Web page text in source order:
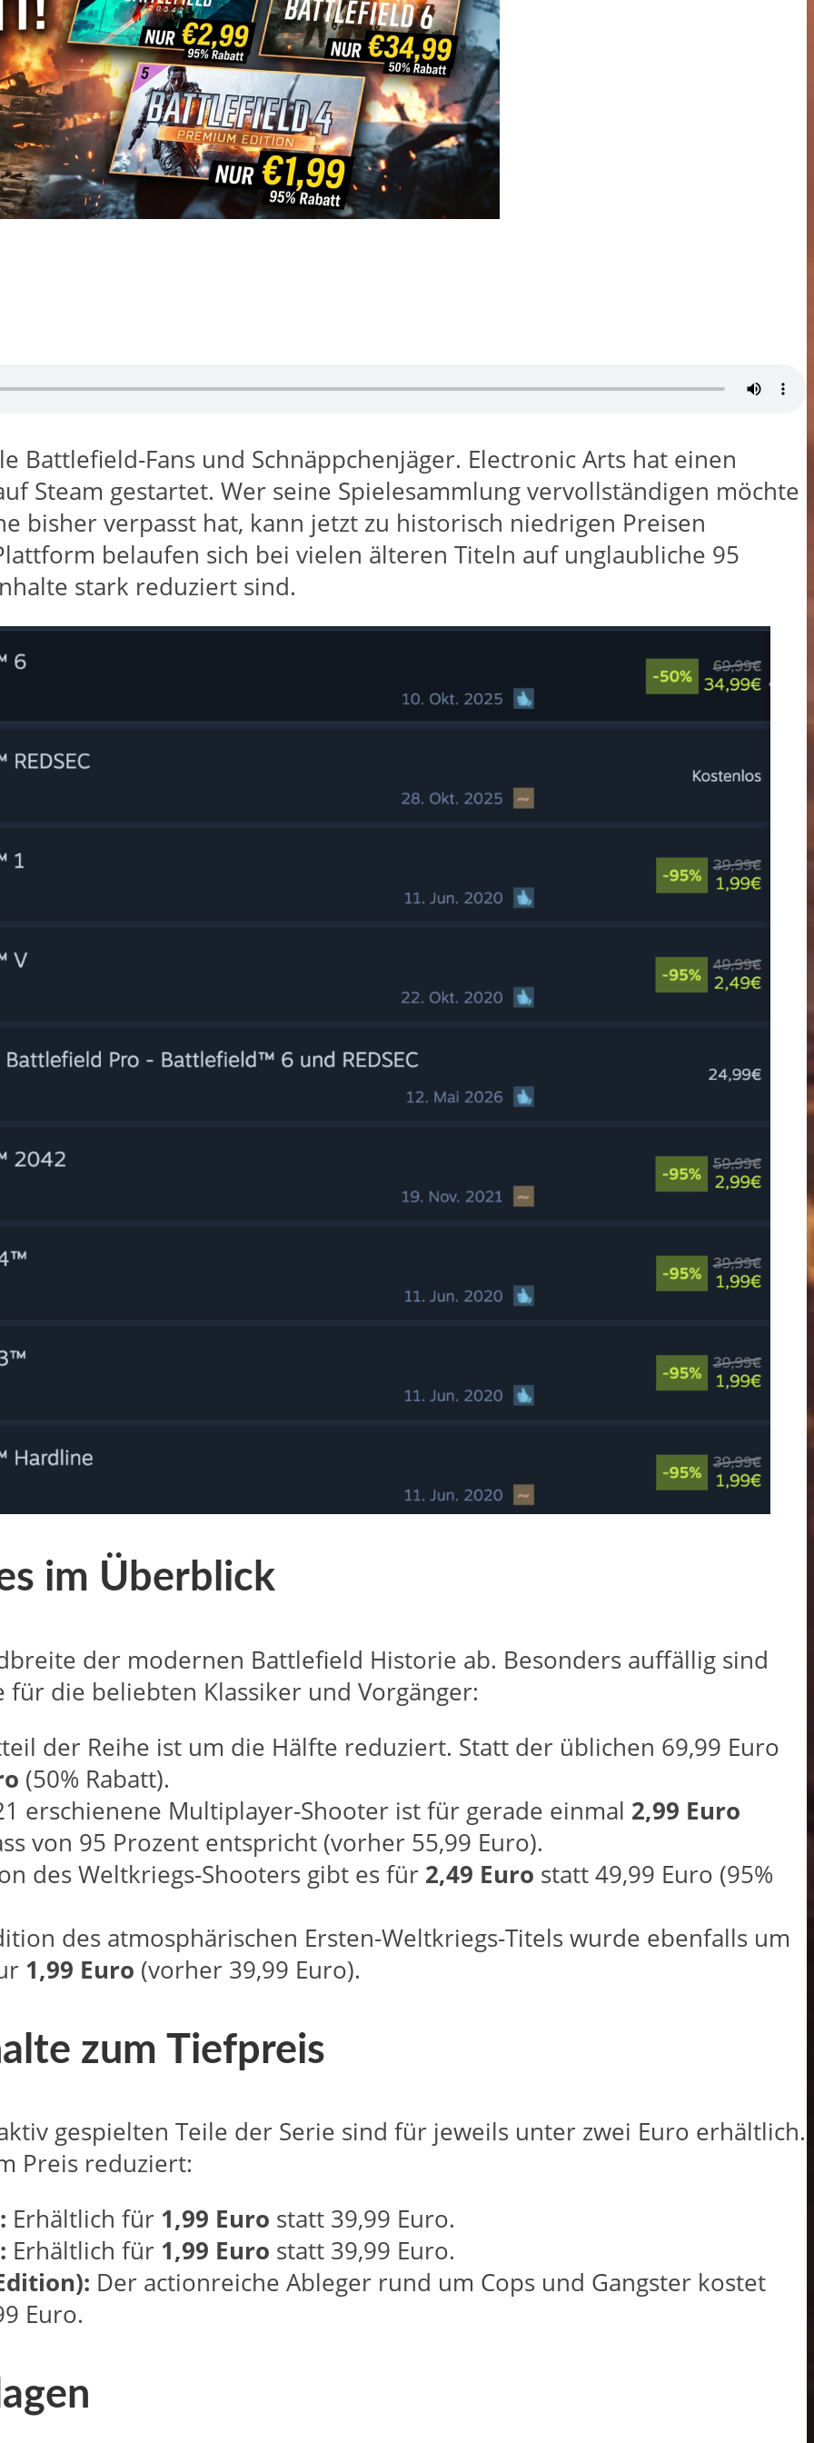
Battlefield-Fans und Schnäppchenjäger. Electronic Arts hat einen
Steam gestartet. Wer seine Spielesammlung vervollständigen möchte
bisher verpasst hat, kann jetzt zu historisch niedrigen Preisen
belaufen sich bei vielen älteren Titeln auf unglaubliche 95
stark reduziert sind.
im Überblick
der modernen Battlefield Historie ab. Besonders auffällig sind
die beliebten Klassiker und Vorgänger:
der Reihe ist um die Hälfte reduziert. Statt der üblichen 69,99 Euro
(50% Rabatt).
erschienene Multiplayer-Shooter ist für gerade einmal 2,99 Euro
von 95 Prozent entspricht (vorher 55,99 Euro).
des Weltkriegs-Shooters gibt es für 2,49 Euro statt 49,99 Euro (95%
des atmosphärischen Ersten-Weltkriegs-Titels wurde ebenfalls um
1,99 Euro (vorher 39,99 Euro).
zum Tiefpreis
gespielten Teile der Serie sind für jeweils unter zwei Euro erhältlich.
Preis reduziert:
Erhältlich für 1,99 Euro statt 39,99 Euro.
Erhältlich für 1,99 Euro statt 39,99 Euro.
Der actionreiche Ableger rund um Cops und Gangster kostet
Euro.